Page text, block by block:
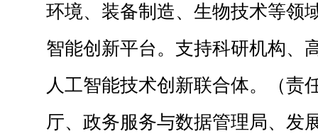
环境、装备制造、生物技术等领
智能创新平台。支持科研机构、
人工智能技术创新联合体。（责
厅、政务服务与数据管理局、发